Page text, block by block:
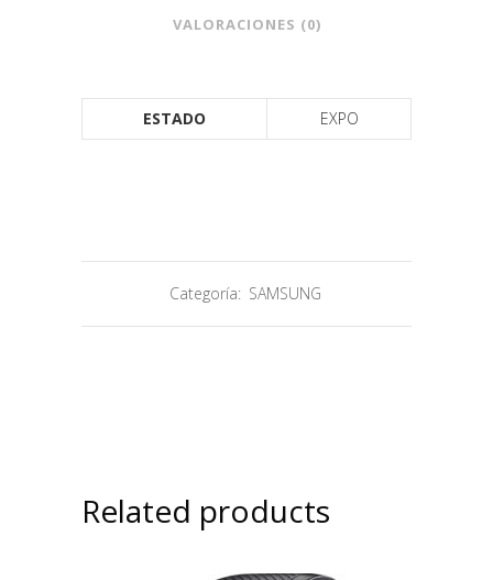
VALORACIONES (0)
ESTADO EXPO
Categoría: SAMSUNG
Related products